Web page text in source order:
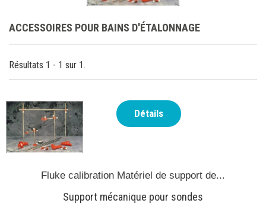
ACCESSOIRES POUR BAINS D'ÉTALONNAGE
Résultats 1 - 1 sur 1.
Fluke calibration Matériel de support de...
Support mécanique pour sondes
Détails